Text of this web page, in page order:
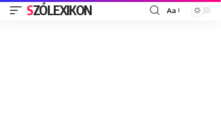
SZÓLEXIKON
Font
Aa